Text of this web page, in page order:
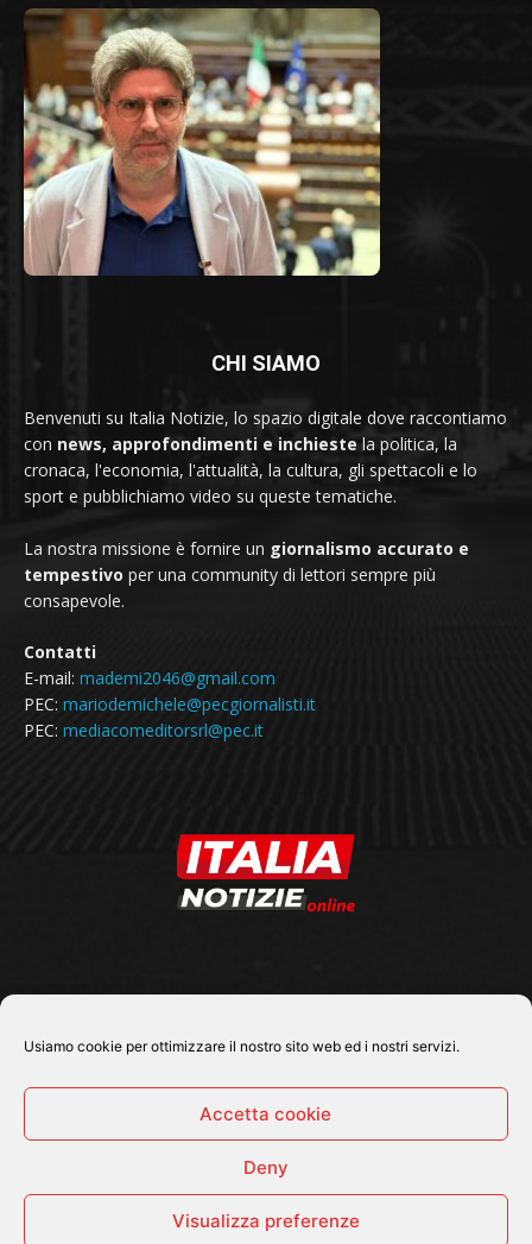
Usiamo cookie per ottimizzare il nostro sito web ed i nostri servizi.
Accetta cookie
Deny
Visualizza preferenze
CHI SIAMO
Benvenuti su Italia Notizie, lo spazio digitale dove raccontiamo
con news, approfondimenti e inchieste la politica, la
cronaca, l'economia, l'attualità, la cultura, gli spettacoli e lo
sport e pubblichiamo video su queste tematiche.
La nostra missione è fornire un giornalismo accurato e
tempestivo per una community di lettori sempre più
consapevole.
Contatti
E-mail: mademi2046@gmail.com
PEC: mariodemichele@pecgiornalisti.it
PEC: mediacomeditorsrl@pec.it
SEGUICI SU
© 2026 Tutti i diritti riservati - Italia Notizie .online |
Cronaca Economia